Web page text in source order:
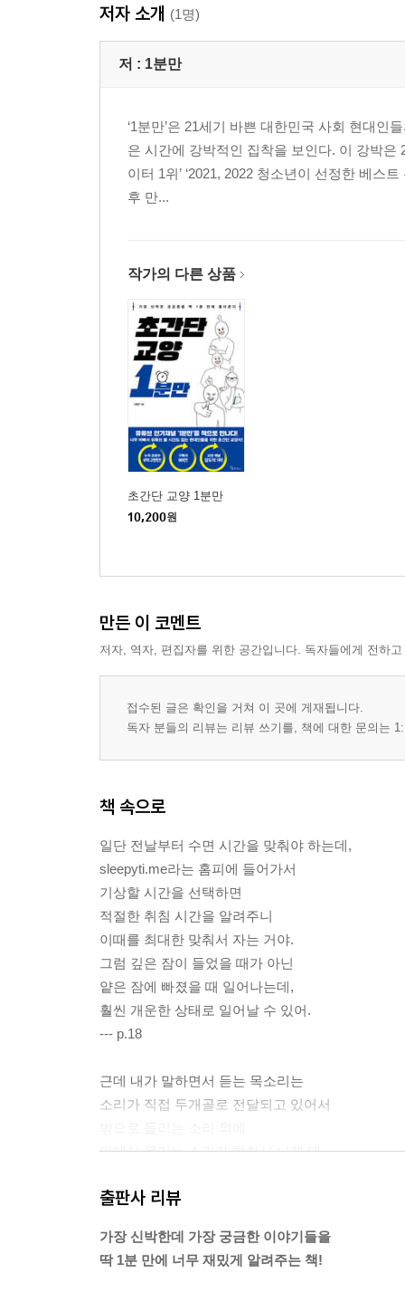
저자 소개 (1명)
저 : 1분만
‘1분만’은 21세기 바쁜 대한민국 사회 현대
은 시간에 강박적인 집착을 보인다. 이 강박은
이터 1위’ ‘2021, 2022 청소년이 선정한 베스
후 만...
작가의 다른 상품
초간단 교양 1분만
10,200원
만든 이 코멘트
저자, 역자, 편집자를 위한 공간입니다. 독자들에게 전하
접수된 글은 확인을 거쳐 이 곳에 게재됩니다.
독자 분들의 리뷰는 리뷰 쓰기를, 책에 대한 문의는
책 속으로
일단 전날부터 수면 시간을 맞춰야 하는데,
sleepyti.me라는 홈피에 들어가서
기상할 시간을 선택하면
적절한 취침 시간을 알려주니
이때를 최대한 맞춰서 자는 거야.
그럼 깊은 잠이 들었을 때가 아닌
얕은 잠에 빠졌을 때 일어나는데,
훨씬 개운한 상태로 일어날 수 있어.
--- p.18
근데 내가 말하면서 듣는 목소리는
소리가 직접 두개골로 전달되고 있어서
안에서 울리는 소리가 합쳐서 나게 돼.
보통 뼈를 통해 전도되는 소리는
그러니 녹음된 소리를 들어보면
실제로는 더 가늘고 높은 음이라서
출판사 리뷰
가장 신박한데 가장 궁금한 이야기들을
딱 1분 만에 너무 재밌게 알려주는 책!